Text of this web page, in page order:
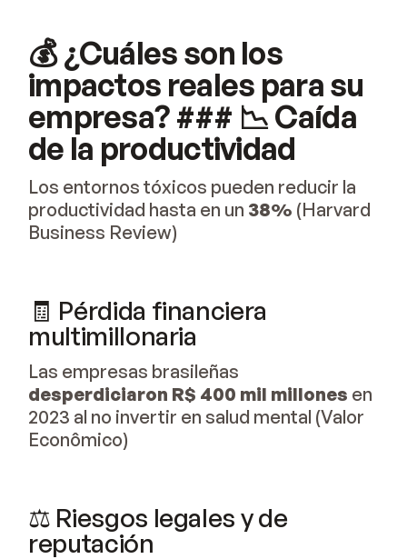
💰 ¿Cuáles son los
impactos reales para su
empresa? ### 📉 Caída
de la productividad
Los entornos tóxicos pueden reducir la
productividad hasta en un 38% (Harvard
Business Review)
🧾 Pérdida financiera
multimillonaria
Las empresas brasileñas
desperdiciaron R$ 400 mil millones en
2023 al no invertir en salud mental (Valor
Econômico)
⚖️ Riesgos legales y de
reputación